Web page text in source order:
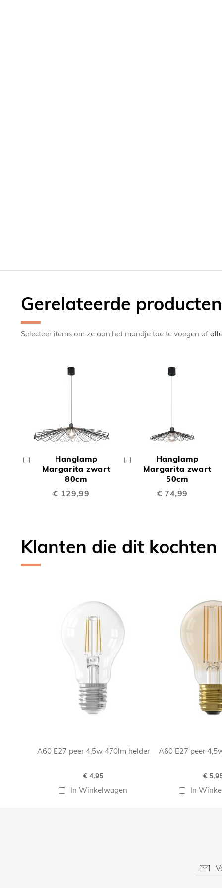
Gerelateerde producten
Selecteer items om ze aan het mandje toe te voegen of
Hanglamp
Margarita zwart
80cm
€ 129,99
Winkelwagen
TOEVOEGEN
TE
Hanglamp
Margarita zwart
50cm
€ 74,99
Winkelwagen
TE
Klanten die dit
A60 E27 peer 4,5w 470lm helder
€ 4,95
In Winkelwagen
A60 E27 peer
€
In